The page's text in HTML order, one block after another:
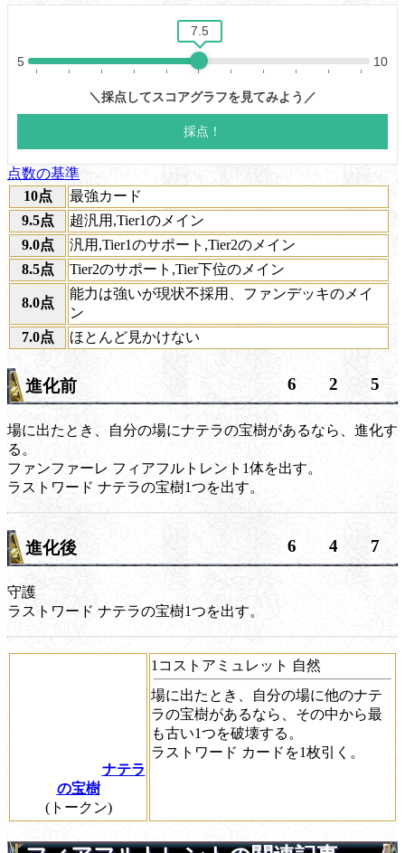
点数の基準
10点
最強カード
9.5点
超汎用,Tier1のメイン
9.0点
汎用,Tier1のサポート,Tier2のメイン
8.5点
Tier2のサポート,Tier下位のメイン
8.0点
能力は強いが現状不採用、ファンデッキのメイ
ン
7.0点
ほとんど見かけない
進化前 6 2 5
場に出たとき、自分の場にナテラの宝樹があるなら、進化す
る。
ファンファーレ フィアフルトレント1体を出す。
ラストワード ナテラの宝樹1つを出す。
進化後 6 4 7
守護
ラストワード ナテラの宝樹1つを出す。
ナテラ
の宝樹
(トークン)
1コストアミュレット 自然
場に出たとき、自分の場に他のナテ
ラの宝樹があるなら、その中から最
も古い1つを破壊する。
ラストワード カードを1枚引く。